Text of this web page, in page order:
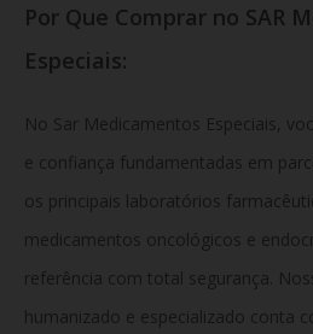
Por Que Comprar no SAR
Especiais:
No Sar Medicamentos Especiais,
e confiança fundamentadas em
os principais laboratórios
medicamentos oncológicos e
referência com total segurança.
humanizado e especializado conta